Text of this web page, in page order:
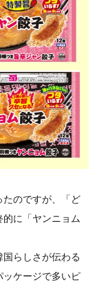
のですが、「ど
に「ヤンニョム
らしさが伝わる
ッケージで多いピ